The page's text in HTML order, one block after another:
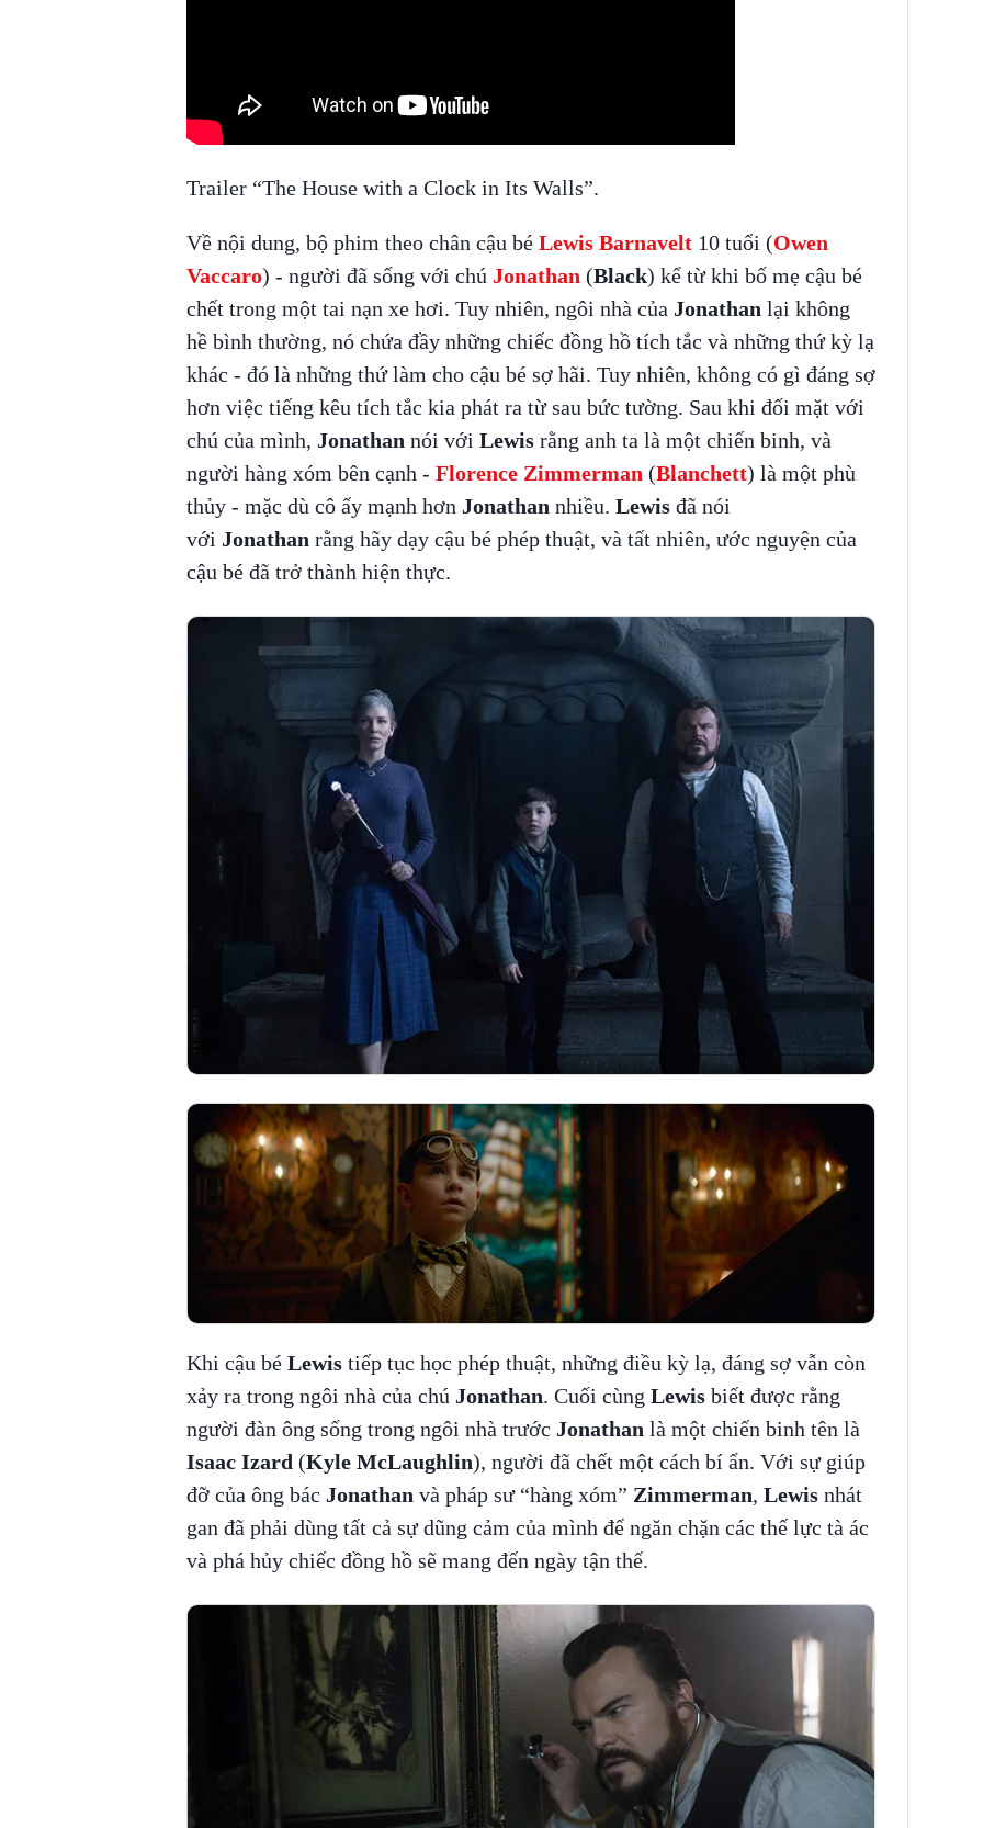
Trailer “The House with a Clock in Its Walls”.
Về nội dung, bộ phim theo chân cậu bé Lewis Barnavelt10 tuổi (Owen
Vaccaro) - người đã sống với chú Jonathan (Black) kể từ khi bố mẹ cậu bé
chết trong một tai nạn xe hơi. Tuy nhiên, ngôi nhà của Jonathan lại không
hề bình thường, nó chứa đầy những chiếc đồng hồ tích tắc và những thứ kỳ lạ
khác - đó là những thứ làm cho cậu bé sợ hãi. Tuy nhiên, không có gì đáng sợ
hơn việc tiếng kêu tích tắc kia phát ra từ sau bức tường. Sau khi đối mặt với
chú của mình, Jonathan nói với Lewisrằng anh ta là một chiến binh, và
người hàng xóm bên cạnh - Florence Zimmerman (Blanchett) là một phù
thủy - mặc dù cô ấy mạnh hơn Jonathan nhiều. Lewisđã nói
với Jonathan rằng hãy dạy cậu bé phép thuật, và tất nhiên, ước nguyện của
cậu bé đã trở thành hiện thực.
Khi cậu bé Lewistiếp tục học phép thuật, những điều kỳ lạ, đáng sợ vẫn còn
xảy ra trong ngôi nhà của chú Jonathan. Cuối cùng Lewisbiết được rằng
người đàn ông sống trong ngôi nhà trước Jonathan là một chiến binh tên là
Isaac Izard (Kyle McLaughlin), người đã chết một cách bí ẩn. Với sự giúp
đỡ của ông bác Jonathan và pháp sư “hàng xóm” Zimmerman, Lewisnhát
gan đã phải dùng tất cả sự dũng cảm của mình để ngăn chặn các thế lực tà ác
và phá hủy chiếc đồng hồ sẽ mang đến ngày tận thế.